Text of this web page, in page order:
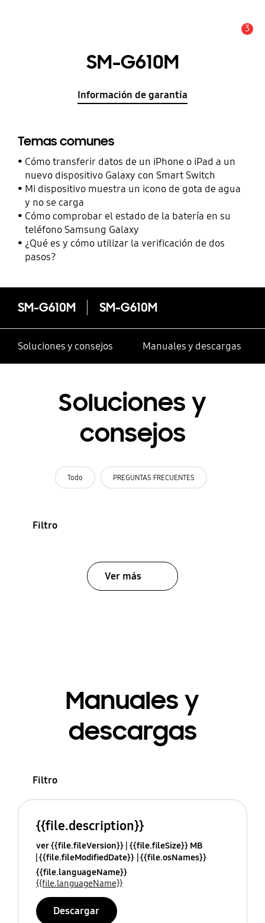
3
SM-G610M
Información de garantía
Temas comunes
Cómo transferir datos de un iPhone o iPad a un
nuevo dispositivo Galaxy con Smart Switch
Mi dispositivo muestra un icono de gota de agua
y no se carga
Cómo comprobar el estado de la batería en su
teléfono Samsung Galaxy
¿Qué es y cómo utilizar la verificación de dos
pasos?
SM-G610M SM-G610M
Soluciones y consejos Manuales y descargas
Soluciones y
consejos
Todo PREGUNTAS FRECUENTES
Filtro
Ver más
Manuales y
descargas
Filtro
{{file.description}}
ver {{file.fileVersion}} {{file.fileSize}} MB
{{file.fileModifiedDate}} {{file.osNames}}
{{file.languageName}}
{{file.languageName}}
Descargar